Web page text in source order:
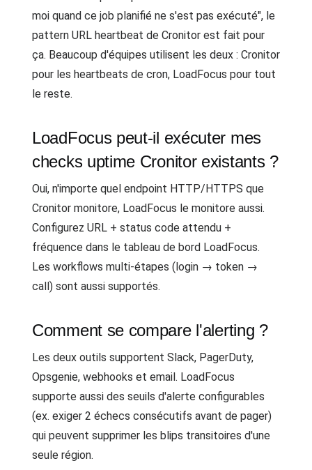
moi quand ce job planifié ne s'est pas exécuté", le
pattern URL heartbeat de Cronitor est fait pour
ça. Beaucoup d'équipes utilisent les deux : Cronitor
pour les heartbeats de cron, LoadFocus pour tout
le reste.
LoadFocus peut-il exécuter mes
checks uptime Cronitor existants ?
Oui, n'importe quel endpoint HTTP/HTTPS que
Cronitor monitore, LoadFocus le monitore aussi.
Configurez URL + status code attendu +
fréquence dans le tableau de bord LoadFocus.
Les workflows multi-étapes (login → token →
call) sont aussi supportés.
Comment se compare l'alerting ?
Les deux outils supportent Slack, PagerDuty,
Opsgenie, webhooks et email. LoadFocus
supporte aussi des seuils d'alerte configurables
(ex. exiger 2 échecs consécutifs avant de pager)
qui peuvent supprimer les blips transitoires d'une
seule région.